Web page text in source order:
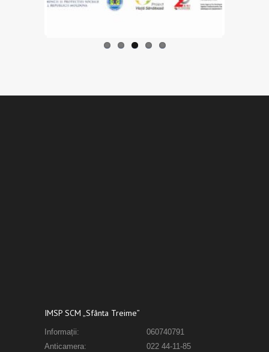
IMSP SCM „Sfânta Treime”
Informații:
060740791
Anticamera:
022 44-11-85